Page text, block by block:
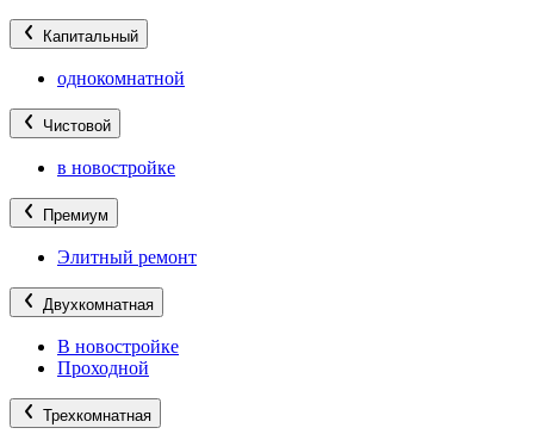
Капитальный
однокомнатной
Чистовой
в новостройке
Премиум
Элитный ремонт
Двухкомнатная
В новостройке
Проходной
Трехкомнатная